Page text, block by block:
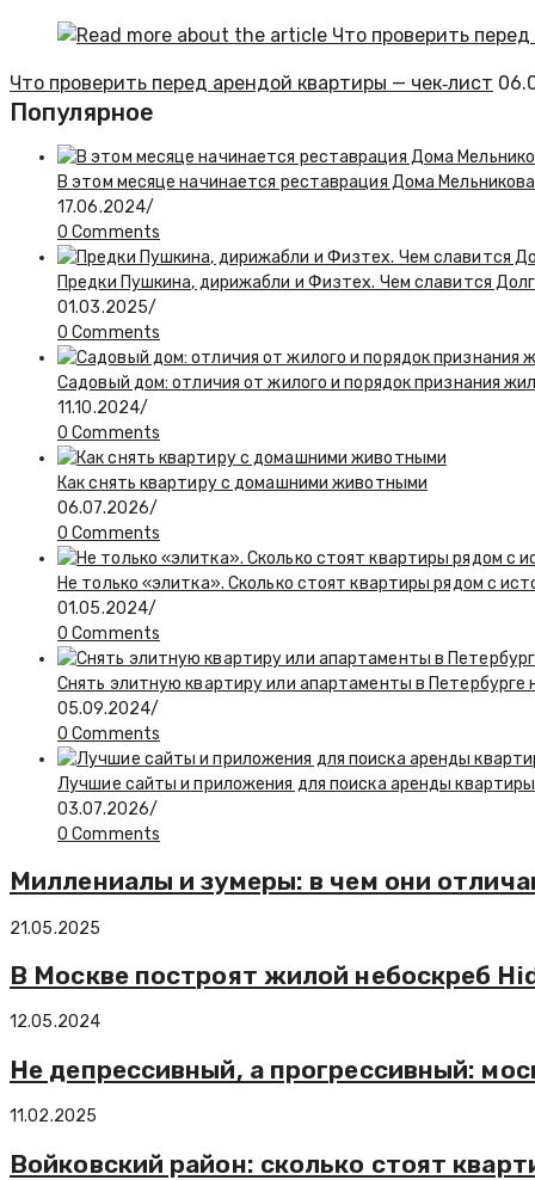
Что проверить перед арендой квартиры — чек‑лист
Популярное
В этом месяце начинается реставрация Дома
17.06.2024/
0 Comments
Предки Пушкина, дирижабли и Физтех. Чем славится
01.03.2025/
0 Comments
Садовый дом: отличия от жилого и порядок признания
11.10.2024/
0 Comments
Как снять квартиру с домашними животными
06.07.2026/
0 Comments
Не только «элитка». Сколько стоят квартиры рядом с
01.05.2024/
0 Comments
Снять элитную квартиру или апартаменты в Петербурге
05.09.2024/
0 Comments
Лучшие сайты и приложения для поиска аренды
03.07.2026/
0 Comments
Миллениалы и зумеры: в чем они
21.05.2025
В Москве построят жилой небоскреб
12.05.2024
Не депрессивный, а прогрессивный:
11.02.2025
Войковский район: сколько стоят